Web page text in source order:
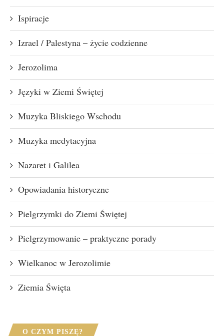
Ispiracje
Izrael / Palestyna – życie codzienne
Jerozolima
Języki w Ziemi Świętej
Muzyka Bliskiego Wschodu
Muzyka medytacyjna
Nazaret i Galilea
Opowiadania historyczne
Pielgrzymki do Ziemi Świętej
Pielgrzymowanie – praktyczne porady
Wielkanoc w Jerozolimie
Ziemia Święta
O CZYM PISZĘ?